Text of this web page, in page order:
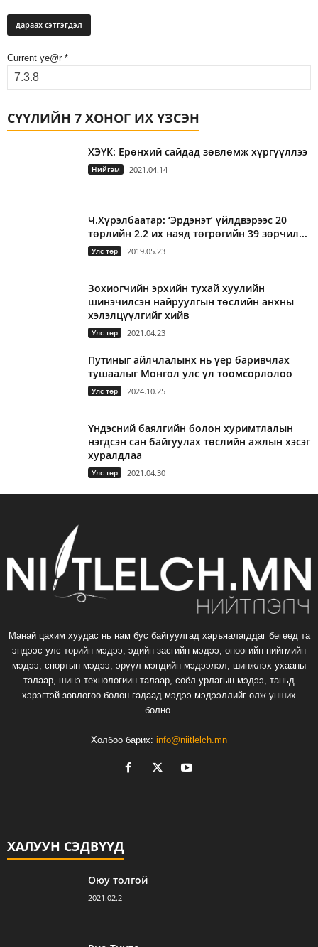
Current ye@r *
СҮҮЛИЙН 7 ХОНОГ ИХ ҮЗСЭН
ХЭҮК: Ерөнхий сайдад зөвлөмж хүргүүллээ
Нийгэм 2021.04.14
Ч.Хүрэлбаатар: ‘Эрдэнэт’ үйлдвэрээс 20
төрлийн 2.2 их наяд төгрөгийн 39 зөрчил...
Улс төр 2019.05.23
Зохиогчийн эрхийн тухай хуулийн
шинэчилсэн найруулгын төслийн анхны
хэлэлцүүлгийг хийв
Улс төр 2021.04.23
Путиныг айлчлалынх нь үер баривчлах
тушаалыг Монгол улс үл тоомсорлолоо
Улс төр 2024.10.25
Үндэсний баялгийн болон хуримтлалын
нэгдсэн сан байгуулах төслийн ажлын хэсэг
хуралдлаа
Улс төр 2021.04.30
Манай цахим хуудас нь нам бус байгуулгад харъяалагддаг бөгөөд та
эндээс улс төрийн мэдээ, эдийн засгийн мэдээ, өнөөгийн нийгмийн
мэдээ, спортын мэдээ, эрүүл мэндийн мэдээлэл, шинжлэх ухааны
талаар, шинэ технологиин талаар, соёл урлагын мэдээ, таньд
хэрэгтэй зөвлөгөө болон гадаад мэдээ мэдээллийг олж унших
болно.
Холбоо барих: info@niitlelch.mn
ХАЛУУН СЭДВҮҮД
Оюу толгой
2021.02.2